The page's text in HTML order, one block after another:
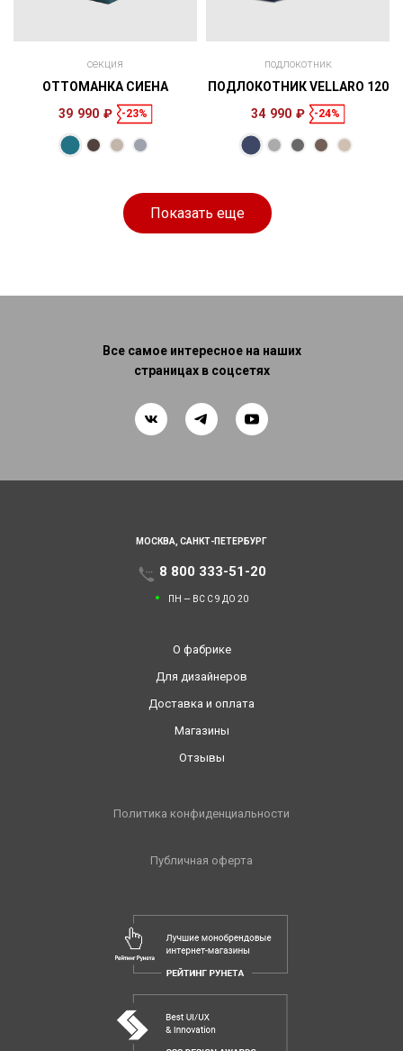
секция
ОТТОМАНКА СИЕНА
39 990 ₽
-23%
подлокотник
ПОДЛОКОТНИК VELLARO 120
34 990 ₽
-24%
Показать еще
Все самое интересное на наших
страницах в соцсетях
МОСКВА, САНКТ-ПЕТЕРБУРГ
8 800 333-51-20
ПН — ВС С 9 ДО 20
О фабрике
Для дизайнеров
Доставка и оплата
Магазины
Отзывы
Политика конфиденциальности
Публичная оферта